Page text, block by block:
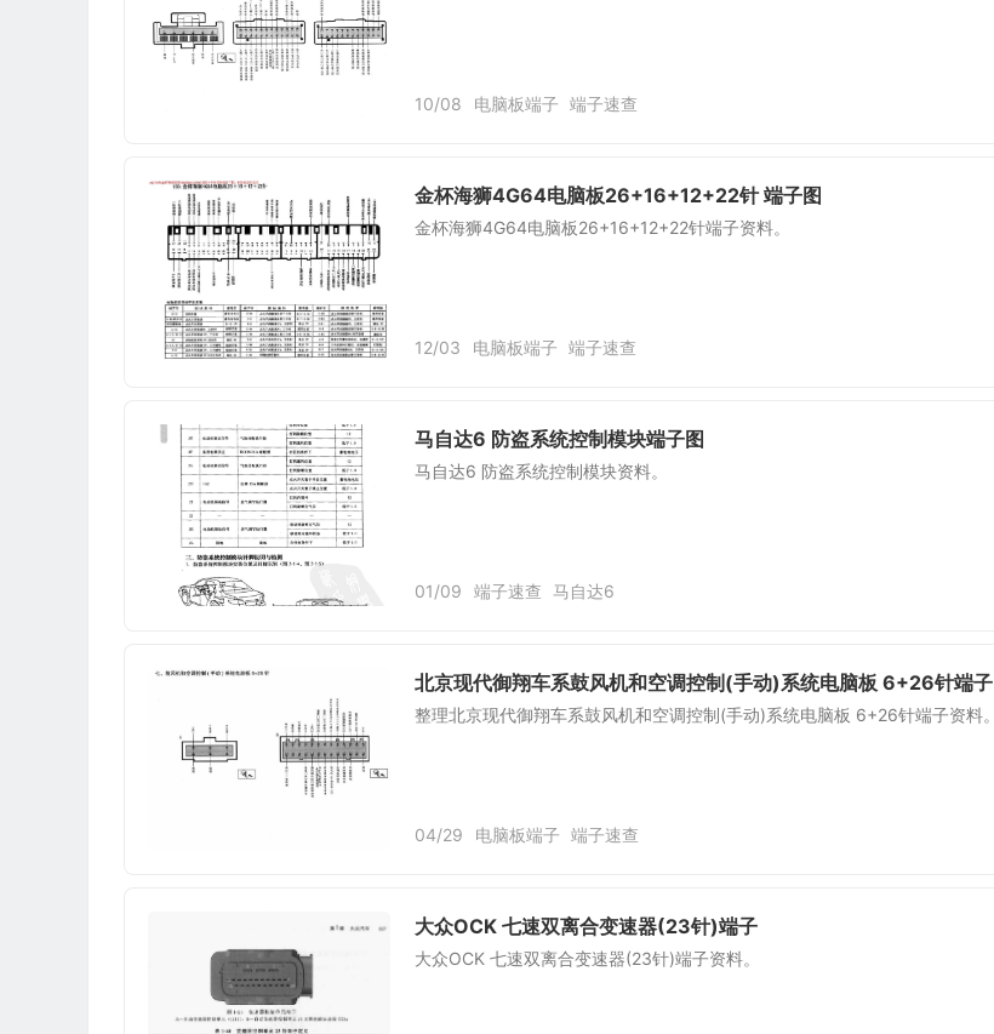
10/08 电脑板端子 端子速查
金杯海狮4G64电脑板26+16+12+22针 端子图
金杯海狮4G64电脑板26+16+12+22针端子资料。
12/03 电脑板端子 端子速查
马自达6 防盗系统控制模块端子图
马自达6 防盗系统控制模块资料。
01/09 端子速查 马自达6
北京现代御翔车系鼓风机和空调控制(手动)系统电脑板 6+26针端子
整理北京现代御翔车系鼓风机和空调控制(手动)系统电脑板 6+26针端子资料。
04/29 电脑板端子 端子速查
大众OCK 七速双离合变速器(23针)端子
大众OCK 七速双离合变速器(23针)端子资料。